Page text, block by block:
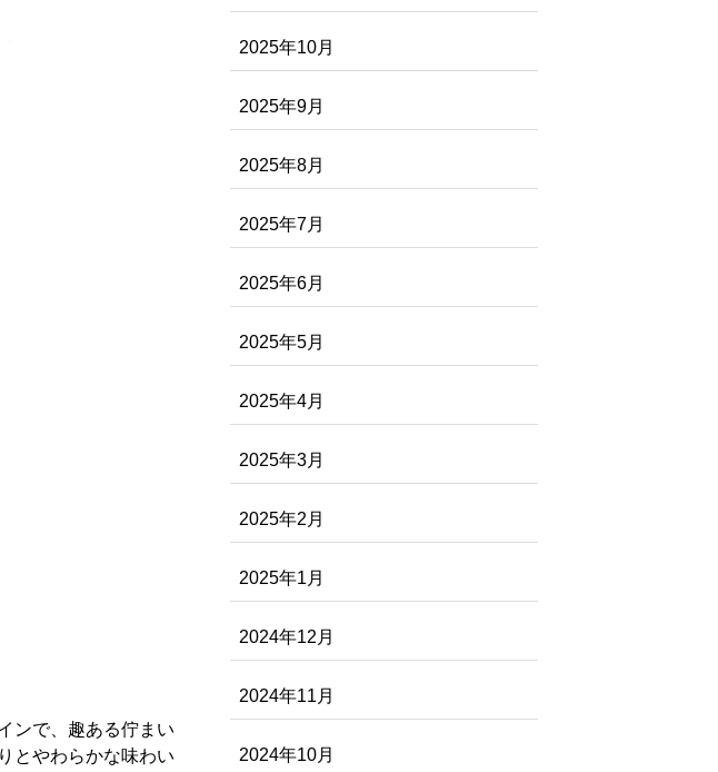
ンで、趣ある佇まい
とやわらかな味わい
2025年10月
2025年9月
2025年8月
2025年7月
2025年6月
2025年5月
2025年4月
2025年3月
2025年2月
2025年1月
2024年12月
2024年11月
2024年10月